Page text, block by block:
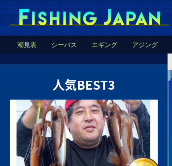
潮見表 シーバス エギング アジング
人気BEST3